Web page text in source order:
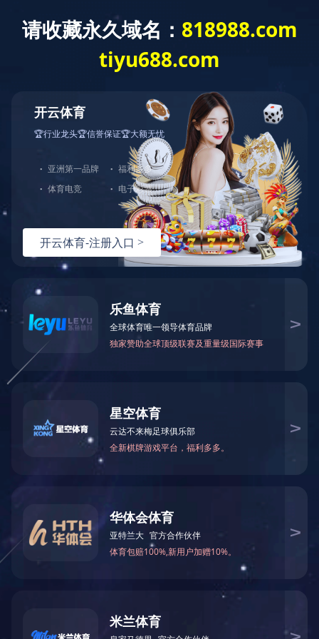
学院概况 学科建设
样板支部 开云（中国）»党群工
教育部样板支部
陕西省样板支部